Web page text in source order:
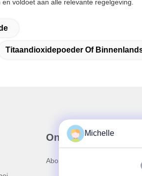
voldoet aan alle relevante regelgeving.
Titaandioxidepoeder Of
Onze Nieuwsbrief
Abonneer u op onze
Michelle